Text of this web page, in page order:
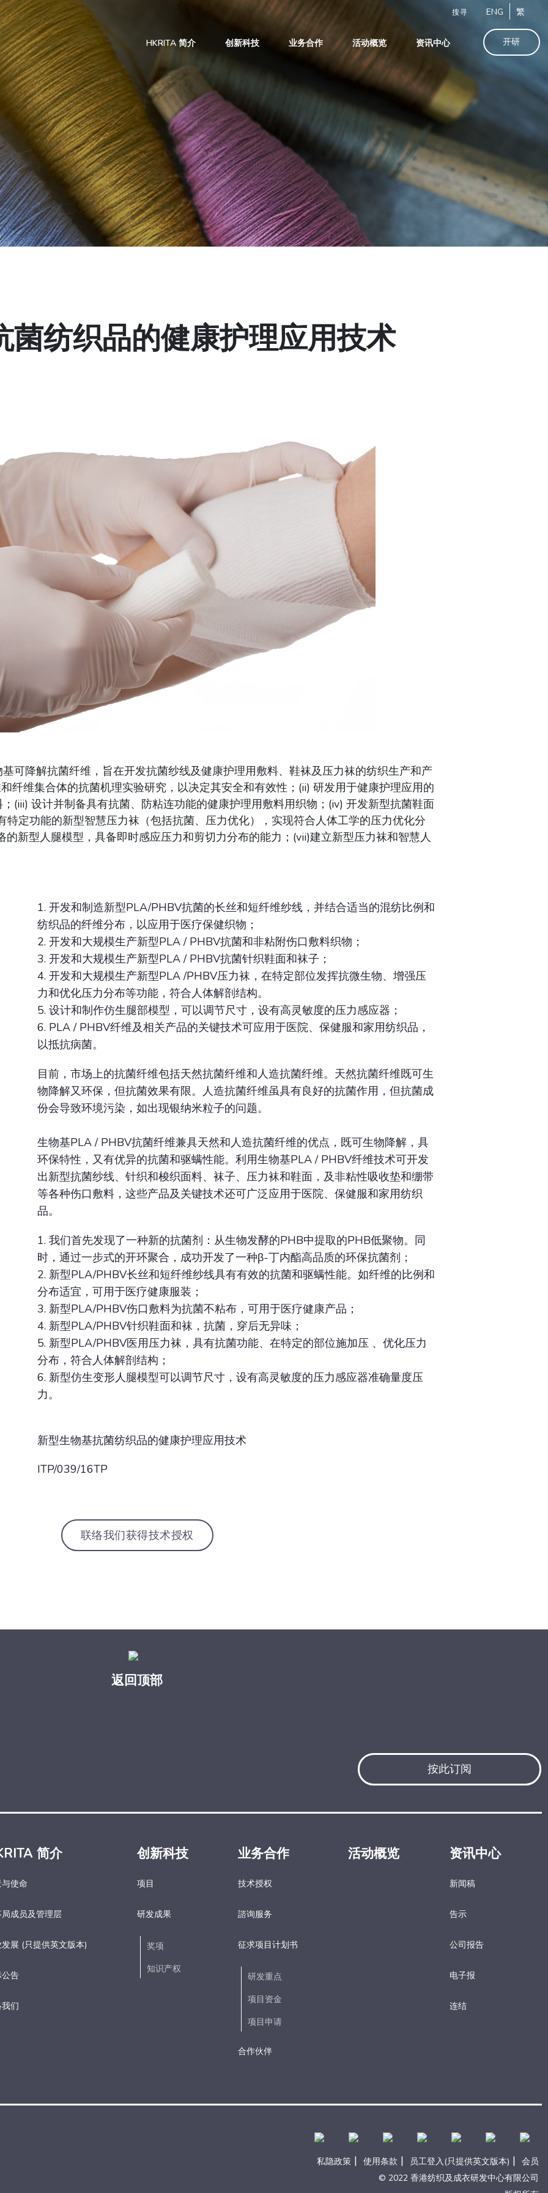
搜寻 ENG 繁
HKRITA 简介 创新科技 业务合作 活动概览 资讯中心 开研
菌纺织品的健康护理应用技术
可降解抗菌纤维，旨在开发抗菌纱线及健康护理用敷料、鞋袜及压力袜的纺织生产和产
纤维集合体的抗菌机理实验研究，以决定其安全和有效性；(ii) 研发用于健康护理应用的
(iii) 设计并制备具有抗菌、防粘连功能的健康护理用敷料用织物；(iv) 开发新型抗菌鞋面
特定功能的新型智慧压力袜（包括抗菌、压力优化），实现符合人体工学的压力优化分
的新型人腿模型，具备即时感应压力和剪切力分布的能力；(vii)建立新型压力袜和智慧人
1. 开发和制造新型PLA/PHBV抗菌的长丝和短纤维纱线，并结合适当的混纺比例和
纺织品的纤维分布，以应用于医疗保健织物；
2. 开发和大规模生产新型PLA / PHBV抗菌和非粘附伤口敷料织物；
3. 开发和大规模生产新型PLA / PHBV抗菌针织鞋面和袜子；
4. 开发和大规模生产新型PLA /PHBV压力袜，在特定部位发挥抗微生物、增强压
力和优化压力分布等功能，符合人体解剖结构。
5. 设计和制作仿生腿部模型，可以调节尺寸，设有高灵敏度的压力感应器；
6. PLA / PHBV纤维及相关产品的关键技术可应用于医院、保健服和家用纺织品，
以抵抗病菌。
目前，市场上的抗菌纤维包括天然抗菌纤维和人造抗菌纤维。天然抗菌纤维既可生
物降解又环保，但抗菌效果有限。人造抗菌纤维虽具有良好的抗菌作用，但抗菌成
份会导致环境污染，如出现银纳米粒子的问题。
生物基PLA / PHBV抗菌纤维兼具天然和人造抗菌纤维的优点，既可生物降解，具
环保特性，又有优异的抗菌和驱螨性能。利用生物基PLA / PHBV纤维技术可开发
出新型抗菌纱线、针织和梭织面料、袜子、压力袜和鞋面，及非粘性吸收垫和绷带
等各种伤口敷料，这些产品及关键技术还可广泛应用于医院、保健服和家用纺织
品。
1. 我们首先发现了一种新的抗菌剂：从生物发酵的PHB中提取的PHB低聚物。同
时，通过一步式的开环聚合，成功开发了一种β-丁内酯高品质的环保抗菌剂；
2. 新型PLA/PHBV长丝和短纤维纱线具有有效的抗菌和驱螨性能。如纤维的比例和
分布适宜，可用于医疗健康服装；
3. 新型PLA/PHBV伤口敷料为抗菌不粘布，可用于医疗健康产品；
4. 新型PLA/PHBV针织鞋面和袜，抗菌，穿后无异味；
5. 新型PLA/PHBV医用压力袜，具有抗菌功能、在特定的部位施加压 、优化压力
分布，符合人体解剖结构；
6. 新型仿生变形人腿模型可以调节尺寸，设有高灵敏度的压力感应器准确量度压
力。
新型生物基抗菌纺织品的健康护理应用技术
ITP/039/16TP
联络我们获得技术授权
返回顶部
按此订阅
简介
使命
成员及管理层
展 (只提供英文版本)
告
们
创新科技
项目
研发成果
奖项
知识产权
业务合作
技术授权
諮询服务
征求项目计划书
研发重点​
项目资金​
项目申请​
合作伙伴
活动概览 资讯中心
新闻稿
告示
公司报告
电子报​
连结
私隐政策 | 使用条款 | 员工登入(只提供英文版本) | 会员
© 2022 香港纺织及成衣研发中心有限公司